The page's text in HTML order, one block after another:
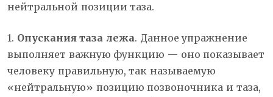
нейтральной позиции таза.
1. Опускания таза лежа. Данное упражнение
выполняет важную функцию — оно показывает
человеку правильную, так называемую
«нейтральную» позицию позвоночника и таза,